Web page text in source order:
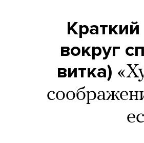
вокруг
витка)